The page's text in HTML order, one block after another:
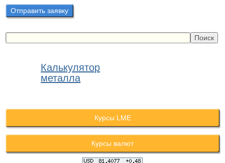
Калькулятор
металла
Курсы LME
Курсы валют
Отправить заявку